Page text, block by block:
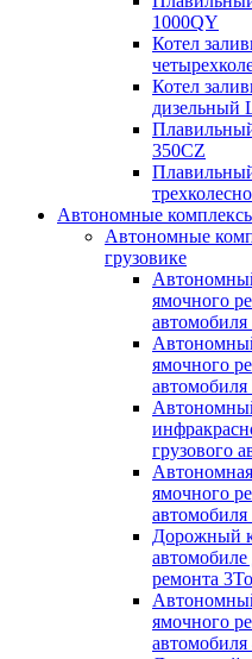
1000QY
Котел
Котел
дизельный
350CZ
Автономные
Автономные
грузовике
ямочного
ямочного
грузового
ямочного
Дорожный
ремонта
ямочного